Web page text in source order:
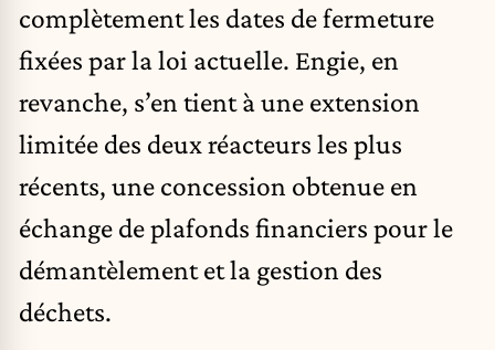
complètement les dates de fermeture
fixées par la loi actuelle. Engie, en
revanche, s’en tient à une extension
limitée des deux réacteurs les plus
récents, une concession obtenue en
échange de plafonds financiers pour le
démantèlement et la gestion des
déchets.